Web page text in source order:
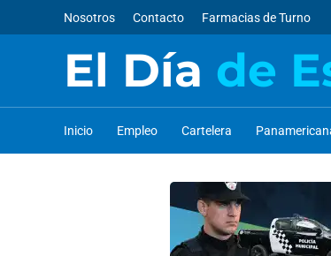
Nosotros Contacto Farmacias de Turno
El Día de
Inicio Empleo Cartelera